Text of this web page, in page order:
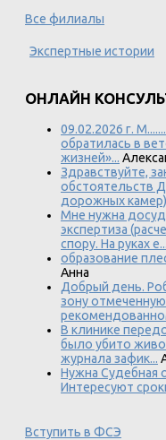
Все филиалы
Экспертные истории
ОНЛАЙН
09.02.2026 г.
обратилась в
жизней»...
Здравствуйте,
обстоятельств
дорожных
Мне нужна
экспертиза
спору. На руках е...
образование
Анна
Добрый день.
зону
В клинике
было убито
журнала зафик...
Нужна Судебная
Интересуют
Вступить в ФСЭ